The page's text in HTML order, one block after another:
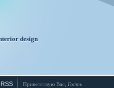
design
RSS Приветствую Вас Гость